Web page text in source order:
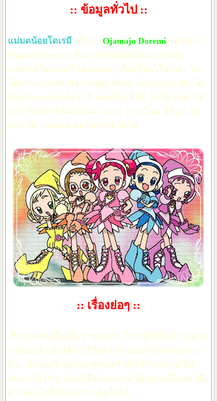
:: ข้อมูลทั่วไป ::
แม่มดน้อยโดเรมี (ญี่ปุ่น :Ojamajo Doremi) (อังกฤษ :
Magical Doremi) เป็น การ์ตูนญี่ปุ่น แนวสาวน้อย
เวทมนตร์แบบออริจินอล (แต่งเรื่องขึ้นมาใหม่เอง ไม่
ได้สร้างจากหนังสือการ์ตูน) ที่ทาง โตเอแอนิเมชัน ไม่
ได้สร้างมานานถึง 15 ปี แต่งโดย อิซึมิ โทโด ต่อมาได้
ถูกนำไปสร้างเป็นอะนิเมะ มังงะ (วาดโดย ชิซึเอะ ทา
คานาชิ) และเกม หลายภาคด้วยกัน...
:: เรื่องย่อๆ ::
เรื่องราวเกิดขึ้นเมื่อ ฮารุคาเซะ โดเรมี ได้ไปที่ร้านบ้าน
เวทมนตร์ แล้วได้ล่วงรู้ถึงตัวจริงของมากิฮาตายามะ
ริกะ เจ้าของร้านบ้านเวทมนตร์ ทำให้ริกะกลายเป็น
กบ(มาโจริก้า) โดเรมีจึงต้องกลายเป็นแม่มดฝึกหัด เพื่อ
ทำให้มาโจริก้ากลับร่างเดิมให้ได้